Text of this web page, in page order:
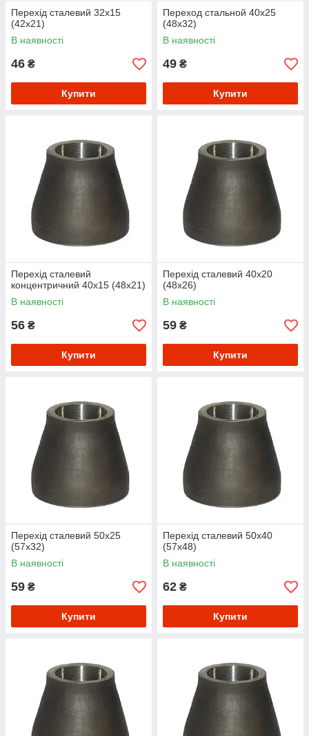
Перехід сталевий 32х15
(42х21)
В наявності
46 ₴
Купити
Переход стальной 40х25
(48х32)
В наявності
49 ₴
Купити
Перехід сталевий
концентричний 40х15 (48х21)
В наявності
56 ₴
Купити
Перехід сталевий 40х20
(48х26)
В наявності
59 ₴
Купити
Перехід сталевий 50х25
(57х32)
В наявності
59 ₴
Купити
Перехід сталевий 50х40
(57х48)
В наявності
62 ₴
Купити